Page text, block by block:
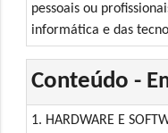
pessoais ou
informática e das
Conteúdo -
1. HARDWARE E